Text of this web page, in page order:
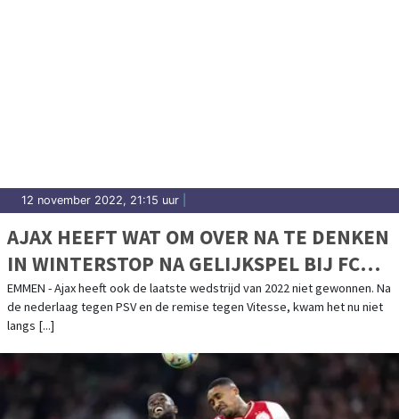
12 november 2022, 21:15 uur
AJAX HEEFT WAT OM OVER NA TE DENKEN
IN WINTERSTOP NA GELIJKSPEL BIJ FC
EMMEN
EMMEN - Ajax heeft ook de laatste wedstrijd van 2022 niet gewonnen. Na
de nederlaag tegen PSV en de remise tegen Vitesse, kwam het nu niet
langs [...]